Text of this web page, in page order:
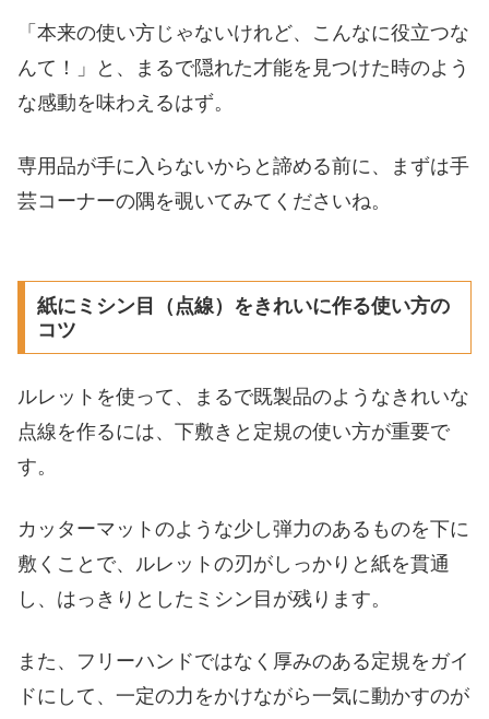
「本来の使い方じゃないけれど、こんなに役立つな
んて！」と、まるで隠れた才能を見つけた時のよう
な感動を味わえるはず。
専用品が手に入らないからと諦める前に、まずは手
芸コーナーの隅を覗いてみてくださいね。
紙にミシン目（点線）をきれいに作る使い方の
コツ
ルレットを使って、まるで既製品のようなきれいな
点線を作るには、下敷きと定規の使い方が重要で
す。
カッターマットのような少し弾力のあるものを下に
敷くことで、ルレットの刃がしっかりと紙を貫通
し、はっきりとしたミシン目が残ります。
また、フリーハンドではなく厚みのある定規をガイ
ドにして、一定の力をかけながら一気に動かすのが